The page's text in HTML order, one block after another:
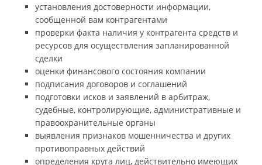
установления достоверности информации,
сообщенной вам контрагентами
проверки факта наличия у контрагента средств и
ресурсов для осуществления запланированной
сделки
оценки финансового состояния компании
подписания договоров и соглашений
подготовки исков и заявлений в арбитраж,
судебные, контролирующие, административные и
правоохранительные органы
выявления признаков мошенничества и других
противоправных действий
определения круга лиц, действительно имеющих